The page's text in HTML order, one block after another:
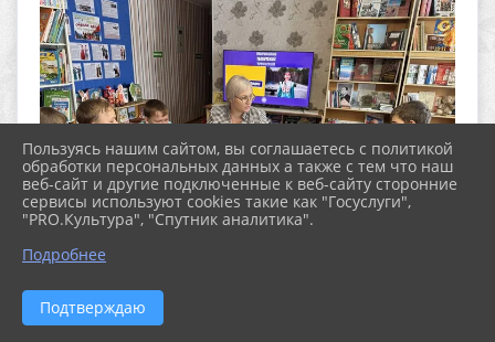
Пользуясь нашим сайтом, вы соглашаетесь с политикой
обработки персональных данных а также с тем что наш
веб-сайт и другие подключенные к веб-сайту сторонние
сервисы используют cookies такие как "Госуслуги",
"PRO.Культура", "Спутник аналитика".
Подробнее
Подтверждаю